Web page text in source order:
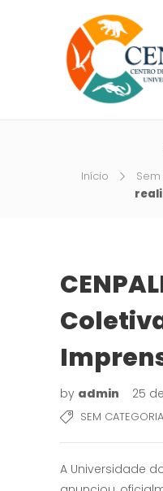
Início
by admin 25
SEM CATEGORIA
A Universidade